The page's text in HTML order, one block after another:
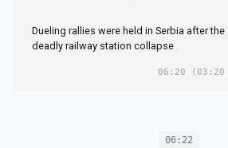
Dueling rallies were held in Serbia after
deadly railway station collapse
06:20 (03:20
06:22